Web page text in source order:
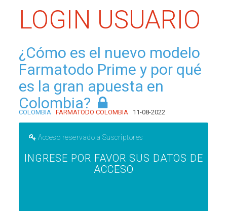
LOGIN USUARIO
¿Cómo es el nuevo modelo
Farmatodo Prime y por qué
es la gran apuesta en
Colombia?
COLOMBIA FARMATODO COLOMBIA 11-08-2022
Acceso reservado a Suscriptores
INGRESE POR FAVOR SUS DATOS DE
ACCESO